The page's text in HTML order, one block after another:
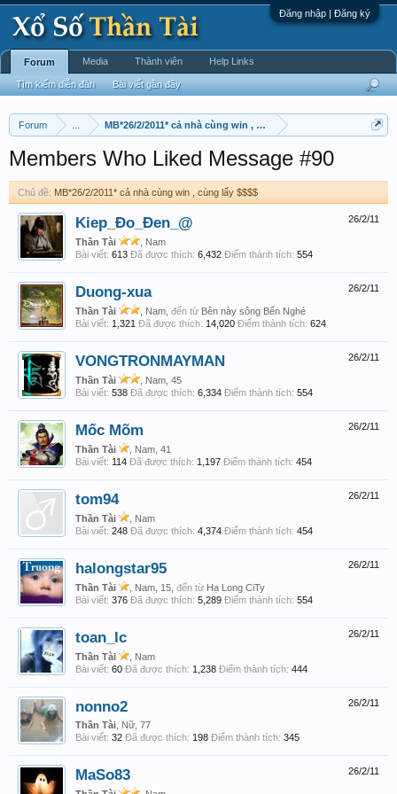
Đăng nhập | Đăng ký
Forum MB*26/2/2011* cả nhà cùng win , cùng lấy $$$$
Members Who Liked Message #90
Chủ đề: MB*26/2/2011* cả nhà cùng win , cùng lấy $$$$
26/2/11
Kiep_Đo_Đen_@
Thần Tài
, Nam
Bài viết: 613 Đã được thích: 6,432 Điểm thành tích: 554
26/2/11
Duong-xua
Thần Tài , Nam, đến từ Bên này sông Bến Nghé
Bài viết: 1,321 Đã được thích: 14,020 Điểm thành tích: 624
26/2/11
VONGTRONMAYMAN
Thần Tài
, Nam, 45
Bài viết: 538 Đã được thích: 6,334 Điểm thành tích: 554
26/2/11
Mốc Mõm
Thần Tài
, Nam, 41
Bài viết: 114 Đã được thích: 1,197 Điểm thành tích: 454
26/2/11
tom94
Thần Tài
, Nam
Bài viết: 248 Đã được thích: 4,374 Điểm thành tích: 454
26/2/11
halongstar95
Thần Tài , Nam, 15, đến từ Hạ Long CiTy
Bài viết: 376 Đã được thích: 5,289 Điểm thành tích: 554
26/2/11
toan_lc
Thần Tài
, Nam
Bài viết: 60 Đã được thích: 1,238 Điểm thành tích: 444
26/2/11
nonno2
Thần Tài , Nữ, 77
Bài viết: 32 Đã được thích: 198 Điểm thành tích: 345
26/2/11
MaSo83
Forum
Tìm kiếm diễn đàn Bài viết gần đây
Media Thành viên Help Links